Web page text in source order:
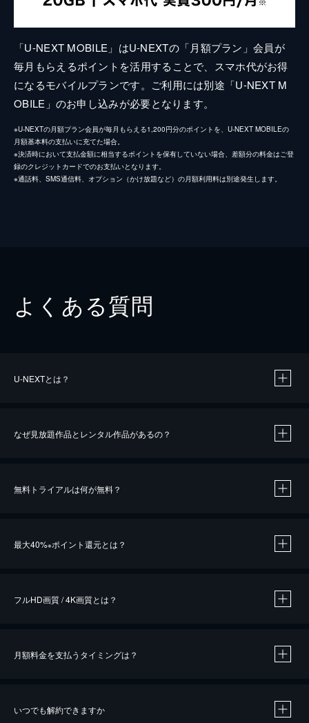
「U-NEXT MOBILE」はU-NEXTの「月額プラン」会員が
毎月もらえるポイントを活用することで、スマホ代がお得
になるモバイルプランです。ご利用には別途「U-NEXT M
OBILE」のお申し込みが必要となります。
※U-NEXTの月額プラン会員が毎月もらえる1,200円分のポイントを、U-NEXT MOBILEの
月額基本料の支払いに充てた場合。
※決済時において支払金額に相当するポイントを保有していない場合、差額分の料金はご登
録のクレジットカードでのお支払いとなります。
※通話料、SMS通信料、オプション（かけ放題など）の月額利用料は別途発生します。
よくある質問
U-NEXTとは？
なぜ見放題作品とレンタル作品があるの？
無料トライアルは何が無料？
最大40%※ポイント還元とは？
※40％ポイント還元の対象は、クレジットカード決済による作品の購入 / レンタルです。
フルHD画質 / 4K画質とは？
月額料金を支払うタイミングは？
いつでも解約できますか